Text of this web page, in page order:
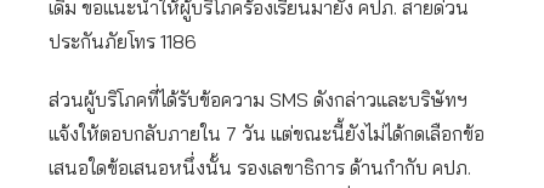
เดิม ขอแนะนำให้ผู้บริโภคร้องเรียนมายัง คปภ. สายด่วน
ประกันภัยโทร 1186
ส่วนผู้บริโภคที่ได้รับข้อความ SMS ดังกล่าวและบริษัทฯ
แจ้งให้ตอบกลับภายใน 7 วัน แต่ขณะนี้ยังไม่ได้กดเลือกข้อ
เสนอใดข้อเสนอหนึ่งนั้น รองเลขาธิการ ด้านกำกับ คปภ.